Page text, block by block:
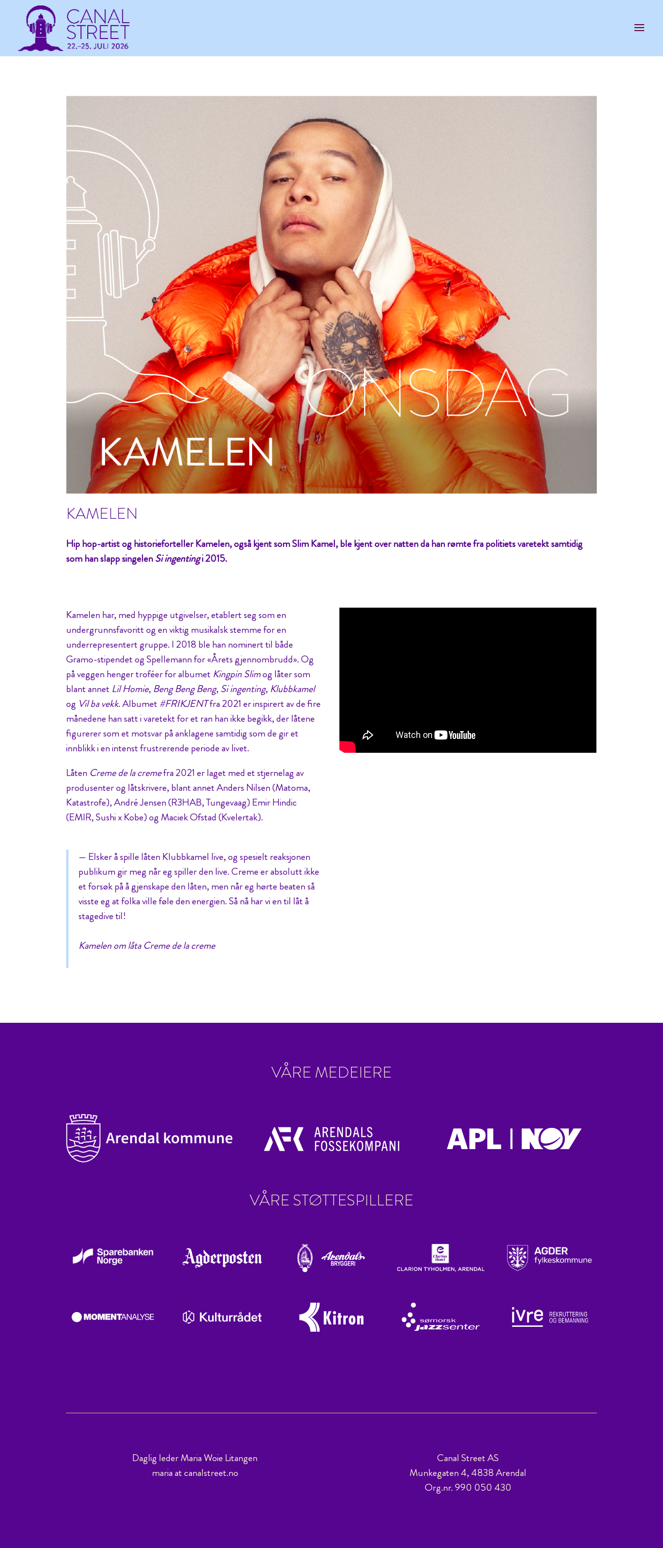
KAMELEN
Hip hop-artist og historieforteller Kamelen, også kjent som Slim Kamel, ble kjent over natten da han rømte fra politiets varetekt samtidig
som han slapp singelenSi ingentingi 2015.
Kamelen har, med hyppige utgivelser, etablert seg som en
undergrunnsfavoritt og en viktig musikalsk stemme for en
underrepresentert gruppe. I 2018 ble han nominert til både
Gramo-stipendet og Spellemann for «Årets gjennombrudd». Og
på veggen henger troféer for albumet Kingpin Slimog låter som
blant annet Lil Homie, Beng Beng Beng, Si ingenting, Klubbkamel
og Vil ba vekk. Albumet #FRIKJENTfra 2021 er inspirert av de fire
månedene han satt i varetekt for et ran han ikke begikk, der låtene
figurerer som et motsvar på anklagene samtidig som de gir et
innblikk i en intenst frustrerende periode av livet.
Låten Creme de la cremefra 2021 er laget med et stjernelag av
produsenter og låtskrivere, blant annet Anders Nilsen (Matoma,
Katastrofe), André Jensen (R3HAB, Tungevaag) Emir Hindic
(EMIR, Sushi x Kobe) og Maciek Ofstad (Kvelertak).
— Elsker å spille låten Klubbkamel live, og spesielt reaksjonen
publikum gir meg når eg spiller den live. Creme er absolutt ikke
et forsøk på å gjenskape den låten, men når eg hørte beaten så
visste eg at folka ville føle den energien. Så nå har vi en til låt å
stagedive til!
Kamelen om låta Creme de la creme
VÅRE MEDEIERE
VÅRE STØTTESPILLERE
Daglig leder Maria Woie Litangen
maria at canalstreet.no
Canal Street AS
Munkegaten 4, 4838 Arendal
Org.nr. 990 050 430